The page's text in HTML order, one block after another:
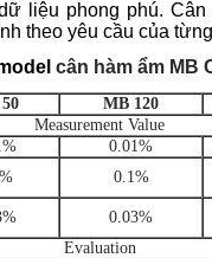
liệu phong phú.
theo yêu cầu của
cân hàm ẩm MB
MB 120
Measurement Value
0.01%
0.1%
0.03%
Evaluation